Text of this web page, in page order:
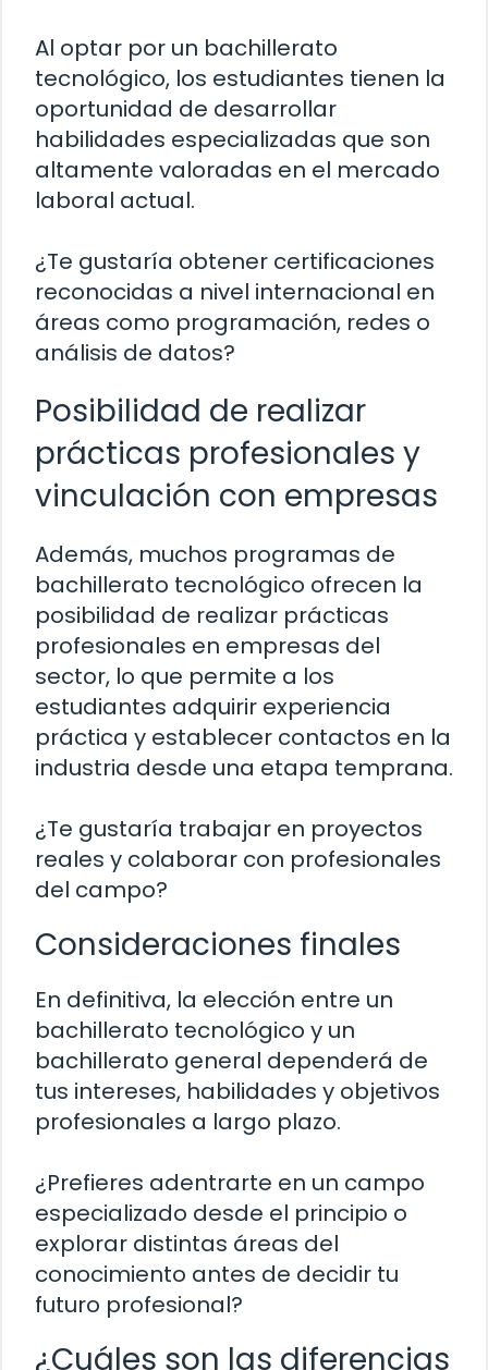
Al optar por un bachillerato
tecnológico, los estudiantes tienen la
oportunidad de desarrollar
habilidades especializadas que son
altamente valoradas en el mercado
laboral actual.
¿Te gustaría obtener certificaciones
reconocidas a nivel internacional en
áreas como programación, redes o
análisis de datos?
Posibilidad de realizar
prácticas profesionales y
vinculación con empresas
Además, muchos programas de
bachillerato tecnológico ofrecen la
posibilidad de realizar prácticas
profesionales en empresas del
sector, lo que permite a los
estudiantes adquirir experiencia
práctica y establecer contactos en la
industria desde una etapa temprana.
¿Te gustaría trabajar en proyectos
reales y colaborar con profesionales
del campo?
Consideraciones finales
En definitiva, la elección entre un
bachillerato tecnológico y un
bachillerato general dependerá de
tus intereses, habilidades y objetivos
profesionales a largo plazo.
¿Prefieres adentrarte en un campo
especializado desde el principio o
explorar distintas áreas del
conocimiento antes de decidir tu
futuro profesional?
¿Cuáles son las diferencias